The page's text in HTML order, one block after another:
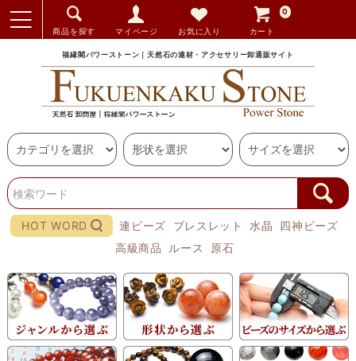
商品を探す マイページ お気に入り カート
0
福縁閣パワーストーン｜天然石の連材・アクセサリー卸通販サイト
HOT WORD 連ビーズ ブレスレット 水晶
四神ビーズ
高級商品
ルース 原石